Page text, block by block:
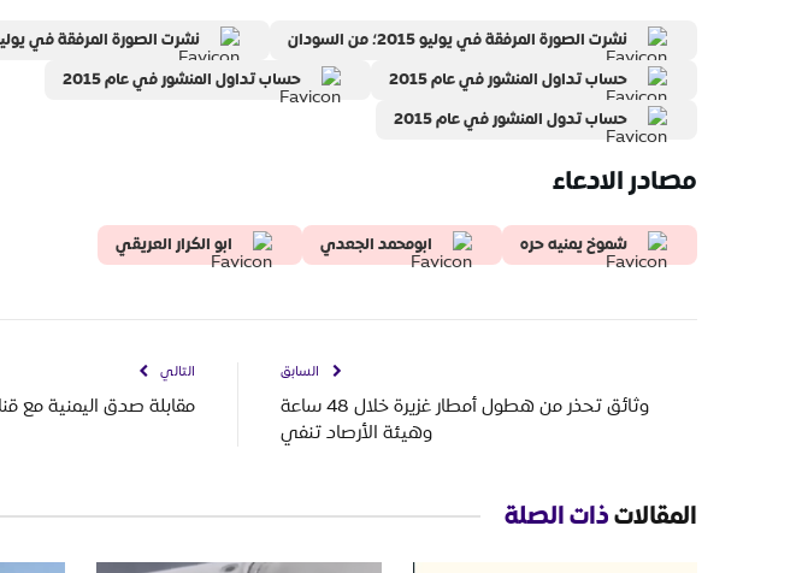
نشرت الصورة المرفقة في يوليو 2015؛ من السودان
نشرت الصورة المرفقة في يوليو 2015؛ من
حساب تداول المنشور في عام 2015
حساب تداول المنشور في عام 2015
حساب تدول المنشور في عام 2015
مصادر الادعاء
شموخ يمنيه حره ابومحمد الجعدي ابو الكرار العريقي
السابق
وثائق تحذر من هطول أمطار غزيرة خلال 48 ساعة
وهيئة الأرصاد تنفي
التالي
مقابلة صدق اليمنية مع
المقالاتذات الصلة